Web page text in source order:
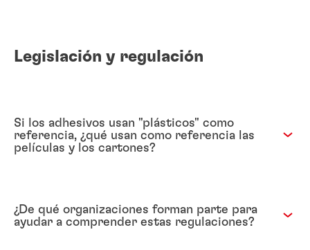
Legislación y regulación
Si los adhesivos usan "plásticos" como
referencia, ¿qué usan como referencia las
películas y los cartones?
¿De qué organizaciones forman parte para
ayudar a comprender estas regulaciones?